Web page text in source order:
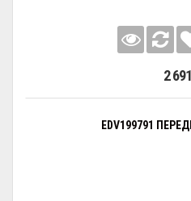
2 691
EDV199791